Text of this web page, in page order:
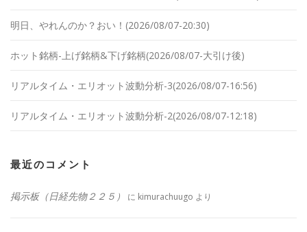
明日、やれんのか？おい！(2026/08/07-20:30)
ホット銘柄-上げ銘柄&下げ銘柄(2026/08/07-大引け後)
リアルタイム・エリオット波動分析-3(2026/08/07-16:56)
リアルタイム・エリオット波動分析-2(2026/08/07-12:18)
最近のコメント
掲示板（日経先物２２５） に kimurachuugo より